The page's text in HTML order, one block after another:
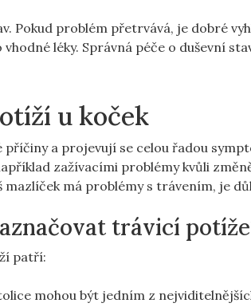
Pokud problém přetrvává, je dobré
léky. Správná péče o duševní
u koček
a projevují se celou řadou
zažívacími problémy kvůli
mazlíček má problémy s trávením, je
trávicí
patří:
mohou být jedním z